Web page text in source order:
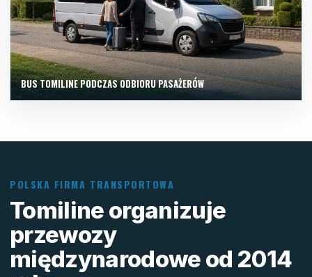
BUS TOMILINE PODCZAS ODBIORU PASAŻERÓW
POLSKA FIRMA TRANSPORTOWA
Tomiline organizuje
przewozy
międzynarodowe od 2014